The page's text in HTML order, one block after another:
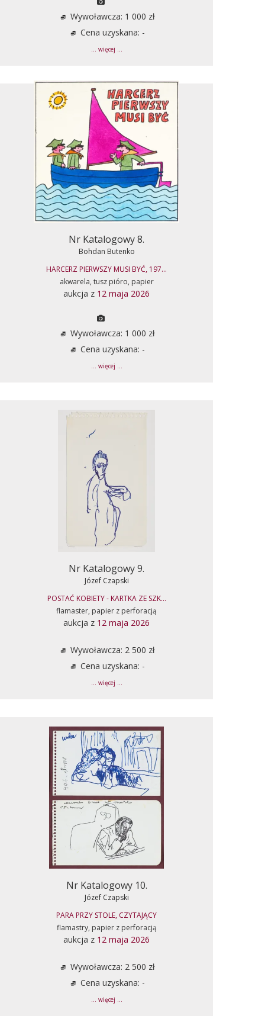
Wywoławcza: 1 000 zł
Cena uzyskana: -
... więcej ...
Nr Katalogowy 8.
Bohdan Butenko
HARCERZ PIERWSZY MUSI BYĆ, 197...
akwarela, tusz pióro, papier
aukcja z 12 maja 2026
Wywoławcza: 1 000 zł
Cena uzyskana: -
... więcej ...
Nr Katalogowy 9.
Józef Czapski
POSTAĆ KOBIETY - KARTKA ZE SZK...
flamaster, papier z perforacją
aukcja z 12 maja 2026
Wywoławcza: 2 500 zł
Cena uzyskana: -
... więcej ...
Nr Katalogowy 10.
Józef Czapski
PARA PRZY STOLE, CZYTAJĄCY
flamastry, papier z perforacją
aukcja z 12 maja 2026
Wywoławcza: 2 500 zł
Cena uzyskana: -
... więcej ...